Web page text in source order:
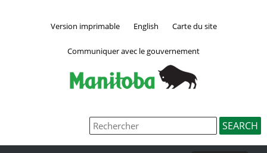
Version imprimable English Carte du site
Communiquer avec le gouvernement